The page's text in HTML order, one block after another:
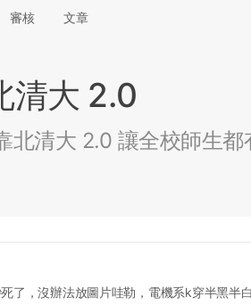
審核 文章
清大 2.0
北清大 2.0 讓全校師生都
了，沒辦法放圖片哇勒，電機系k穿半黑半